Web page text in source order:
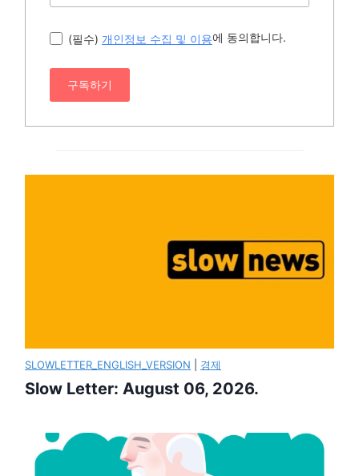
(필수) 개인정보 수집 및 이용에 동의합니다.
구독하기
SLOWLETTER_ENGLISH_VERSION 경제
Slow Letter: August 06, 2026.